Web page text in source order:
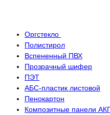
Оргстекло
Полистирол
Вспененный ПВХ
Прозрачный шифер
ПЭТ
АБС-пластик листовой
Пенокартон
Композитные панели